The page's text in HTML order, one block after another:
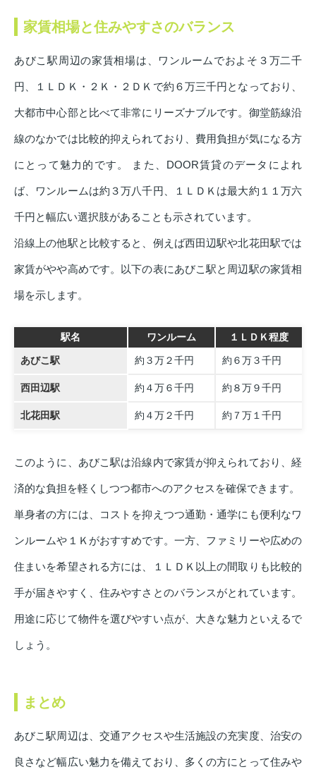
家賃相場と住みやすさのバランス
あびこ駅周辺の家賃相場は、ワンルームでおよそ３万二千
円、１ＬＤＫ・２Ｋ・２ＤＫで約６万三千円となっており、
大都市中心部と比べて非常にリーズナブルです。御堂筋線沿
線のなかでは比較的抑えられており、費用負担が気になる方
にとって魅力的です。 また、DOOR賃貸のデータによれ
ば、ワンルームは約３万八千円、１ＬＤＫは最大約１１万六
千円と幅広い選択肢があることも示されています。
沿線上の他駅と比較すると、例えば西田辺駅や北花田駅では
家賃がやや高めです。以下の表にあびこ駅と周辺駅の家賃相
場を示します。
駅名 ワンルーム １ＬＤＫ程度
あびこ駅 約３万２千円 約６万３千円
西田辺駅 約４万６千円 約８万９千円
北花田駅 約４万２千円 約７万１千円
このように、あびこ駅は沿線内で家賃が抑えられており、経
済的な負担を軽くしつつ都市へのアクセスを確保できます。
単身者の方には、コストを抑えつつ通勤・通学にも便利なワ
ンルームや１Ｋがおすすめです。一方、ファミリーや広めの
住まいを希望される方には、１ＬＤＫ以上の間取りも比較的
手が届きやすく、住みやすさとのバランスがとれています。
用途に応じて物件を選びやすい点が、大きな魅力といえるで
しょう。
まとめ
あびこ駅周辺は、交通アクセスや生活施設の充実度、治安の
良さなど幅広い魅力を備えており、多くの方にとって住みや